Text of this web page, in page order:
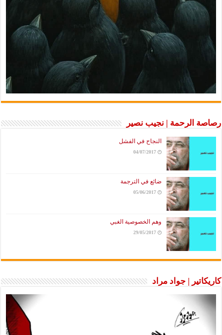
رصاصة الرحمة | نجيب نصير
النجاح في الفشل
04/07/2017
ضائع في الترجمة
05/06/2017
وهم الخصوصية الغبي
29/05/2017
كاريكاتير | جواد مراد